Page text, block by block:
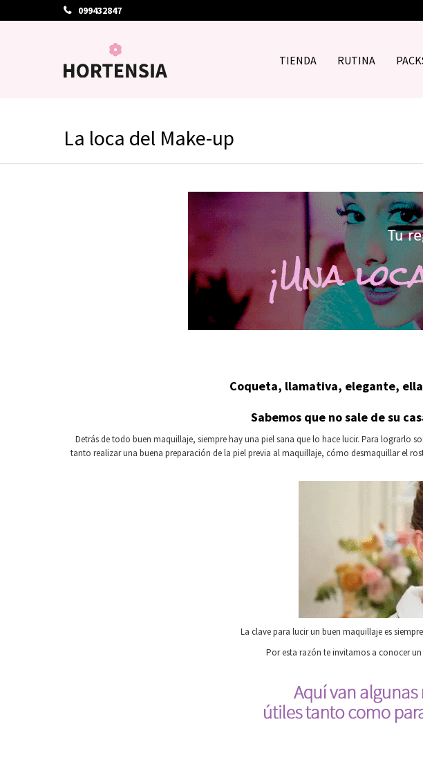
TIENDA RUTINA
099432847
La loca del Make-up
Coqueta, llamativa, elegante,
Sabemos que no sale de su
Detrás de todo buen maquillaje, siempre hay una piel sana que lo hace lucir. Para lograrlo
tanto realizar una buena preparación de la piel previa al maquillaje, cómo desmaquillar el
La clave para lucir un buen maquillaje es
Por esta razón te invitamos a conocer